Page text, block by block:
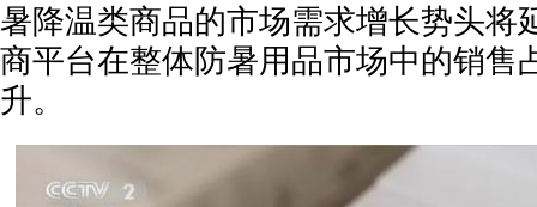
暑降温类商品的市场需求增长势头将
商平台在整体防暑用品市场中的销售
升。